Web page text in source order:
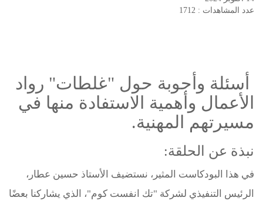
عدد المشاهدات : 1712
أسئلة وأجوبة حول "غلطات" رواد
الأعمال وأهمية الاستفادة منها في
مسيرتهم المهنية.
نبذة عن الحلقة:
في هذا البودكاست المثير، نستضيف الأستاذ حسين عطار،
الرئيس التنفيذي لشركة "تك انفست كوم"، الذي يشاركنا بعضًا